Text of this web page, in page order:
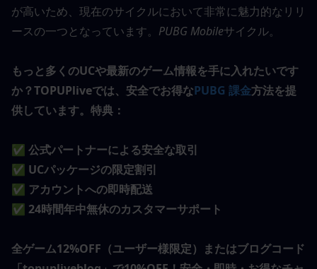
が高いため、現在のサイクルにおいて非常に魅力的なリリ
ースの一つとなっています。 PUBG Mobileサイクル。
もっと多くのUCや最新のゲーム情報を手に入れたいです
か？TOPUPliveでは、安全でお得なPUBG 課金方法を提
供しています。特典：
✅ 公式パートナーによる安全な取引
✅ UCパッケージの限定割引
✅ アカウントへの即時配送
✅ 24時間年中無休のカスタマーサポート
全ゲーム12%OFF（ユーザー様限定）またはブログコード